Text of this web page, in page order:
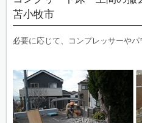
苫小牧市
必要に応じて、コンプレッサーやパ